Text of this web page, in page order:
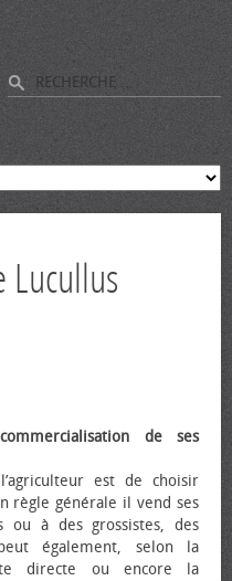
Lucullus
de ses
est de choisir
règle générale il vend ses
ou à des grossistes, des
également, selon la
directe ou encore la